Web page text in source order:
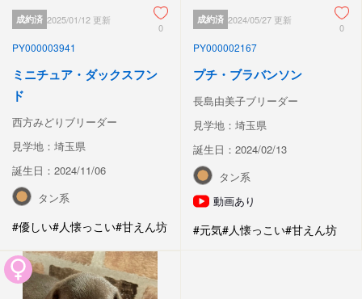
成約済 2025/01/12 更新
0
PY000003941
ミニチュア・ダックスフン
ド
西方みどりブリーダー
見学地：埼玉県
誕生日：2024/11/06
タン系
#優しい#人懐っこい#甘えん坊
成約済 2024/05/27 更新
0
PY000002167
プチ・ブラバンソン
長島由美子ブリーダー
見学地：埼玉県
誕生日：2024/02/13
タン系
動画あり
#元気#人懐っこい#甘えん坊